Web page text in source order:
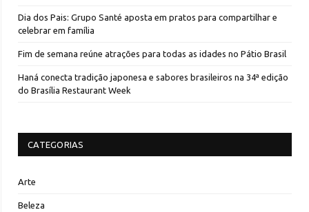
Dia dos Pais: Grupo Santé aposta em pratos para compartilhar e
celebrar em família
Fim de semana reúne atrações para todas as idades no Pátio Brasil
Haná conecta tradição japonesa e sabores brasileiros na 34ª edição
do Brasília Restaurant Week
CATEGORIAS
Arte
Beleza